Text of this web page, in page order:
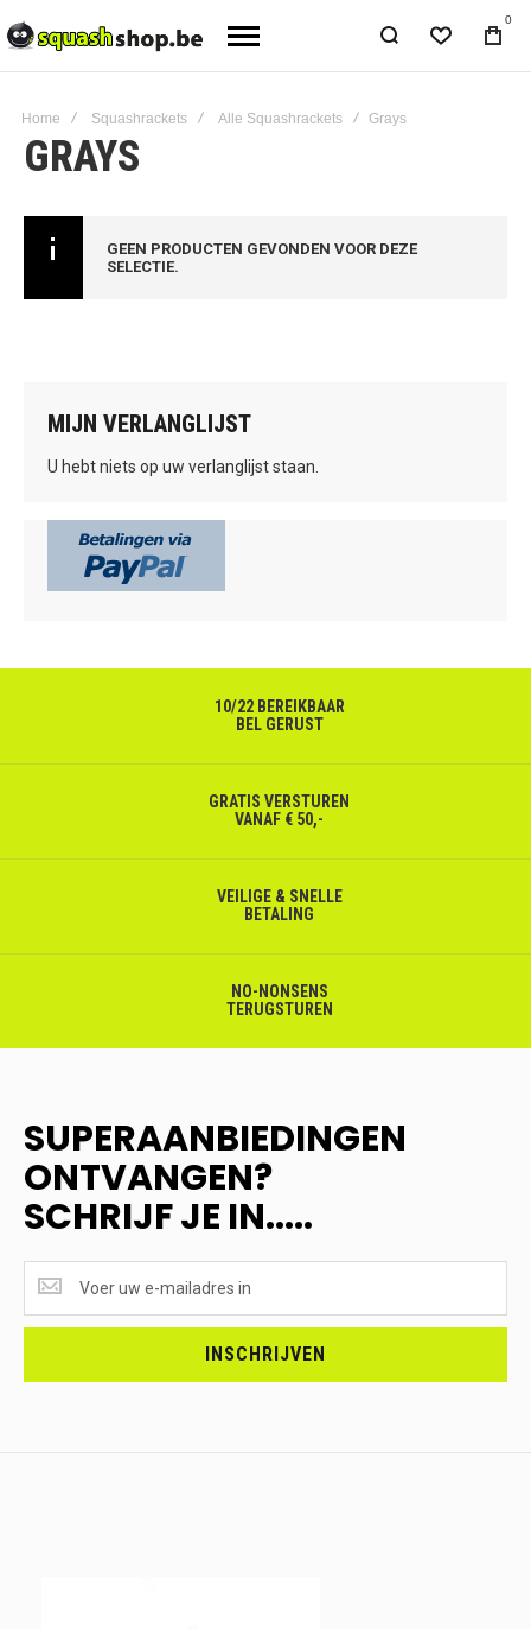
0
Home Squashrackets Alle Squashrackets Grays
GRAYS
GEEN PRODUCTEN GEVONDEN VOOR DEZE
SELECTIE.
MIJN VERLANGLIJST
U hebt niets op uw verlanglijst staan.
10/22 BEREIKBAAR
BEL GERUST
GRATIS VERSTUREN
VANAF € 50,-
VEILIGE & SNELLE
BETALING
NO-NONSENS
TERUGSTUREN
SUPERAANBIEDINGEN
ONTVANGEN?
SCHRIJF JE IN.....
ONTVANGEN?
<br>SCHRIJF
INSCHRIJVEN